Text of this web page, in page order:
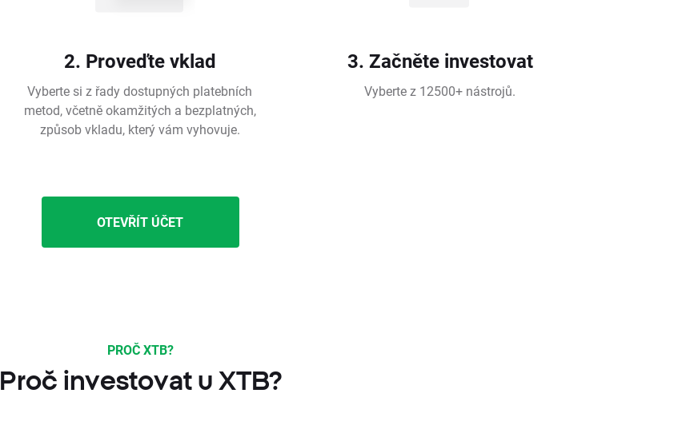
2. Proveďte vklad
Vyberte si z řady dostupných platebních
metod, včetně okamžitých a bezplatných,
způsob vkladu, který vám vyhovuje.
3. Začněte investovat
Vyberte z 12500+ nástrojů.
OTEVŘÍT ÚČET
PROČ XTB?
Proč investovat u XTB?